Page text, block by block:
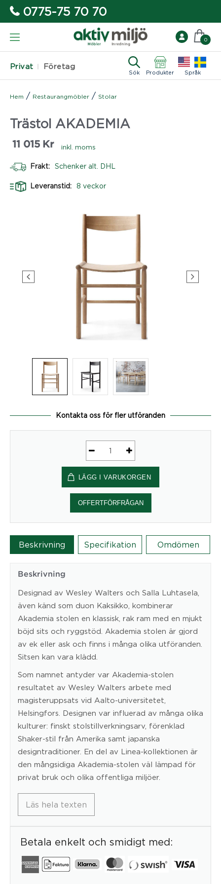
0775-75 70 70
Privat Företag
Sök Produkter Språk
0
Hem / Restaurangmöbler / Stolar
Trästol AKADEMIA
11 015 Kr inkl. moms
Frakt: Schenker alt. DHL
Leveranstid: 8 veckor
Kontakta oss för fler utföranden
Trästol
AKADEMIA
mängd
LÄGG I VARUKORGEN
OFFERTFÖRFRÅGAN
Beskrivning Specifikation Omdömen
Beskrivning
Designad av Wesley Walters och Salla Luhtasela,
även känd som duon Kaksikko, kombinerar
Akademia stolen en klassisk, rak ram med en mjukt
böjd sits och ryggstöd. Akademia stolen är gjord
av ek eller ask och finns i många olika utföranden.
Sitsen kan vara klädd.
Som namnet antyder var Akademia-stolen
resultatet av Wesley Walters arbete med
magisteruppsats vid Aalto-universitetet,
Helsingfors. Designen var influerad av många olika
kulturer: finskt stolstillverkningsarv, förenklad
Shaker-stil från Amerika samt japanska
designtraditioner. En del av Linea-kollektionen är
den mångsidiga Akademia-stolen väl lämpad för
privat bruk och olika offentliga miljöer.
Läs hela texten
Betala enkelt och smidigt med: